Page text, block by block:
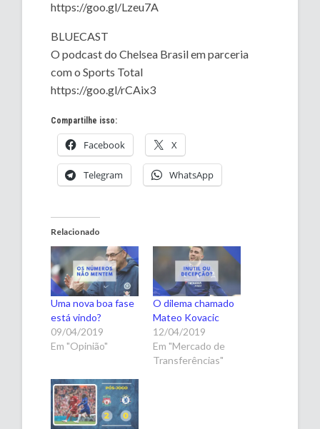
https://goo.gl/Lzeu7A
BLUECAST
O podcast do Chelsea Brasil em parceria
com o Sports Total
https://goo.gl/rCAix3
Compartilhe isso:
Facebook X
Telegram WhatsApp
Relacionado
Uma nova boa fase
está vindo?
09/04/2019
Em "Opinião"
O dilema chamado
Mateo Kovacic
12/04/2019
Em "Mercado de
Transferências"